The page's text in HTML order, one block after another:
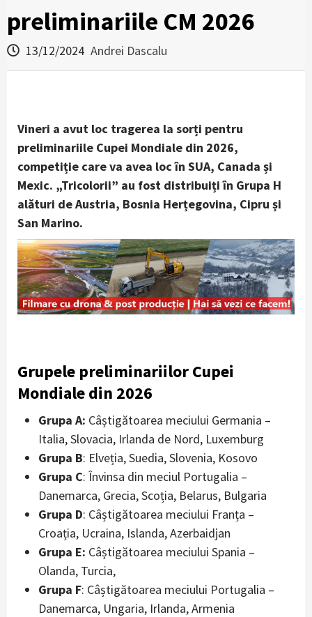
preliminariile CM 2026
13/12/2024 Andrei Dascalu
Vineri a avut loc tragerea la sorți pentru
preliminariile Cupei Mondiale din 2026,
competiție care va avea loc în SUA, Canada și
Mexic. „Tricolorii” au fost distribuiți în Grupa H
alături de Austria, Bosnia Herțegovina, Cipru și
San Marino.
Grupele preliminariilor Cupei
Mondiale din 2026
Grupa A: Câștigătoarea meciului Germania –
Italia, Slovacia, Irlanda de Nord, Luxemburg
Grupa B: Elveția, Suedia, Slovenia, Kosovo
Grupa C: Învinsa din meciul Portugalia –
Danemarca, Grecia, Scoția, Belarus, Bulgaria
Grupa D: Câștigătoarea meciului Franța –
Croația, Ucraina, Islanda, Azerbaidjan
Grupa E: Câștigătoarea meciului Spania –
Olanda, Turcia,
Grupa F: Câștigătoarea meciului Portugalia –
Danemarca, Ungaria, Irlanda, Armenia